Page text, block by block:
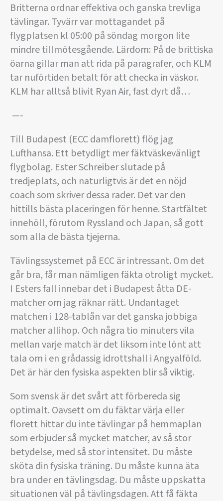
Britterna ordnar effektiva och ganska trevliga
tävlingar. Tyvärr var mottagandet på
flygplatsen kl 05:00 på söndag morgon lite
mindre tillmötesgående. Lärdom: På de brittiska
öarna gillar man att rida på paragrafer, och KLM
tar nuförtiden betalt för att checka in väskor.
KLM har alltså blivit Ryan Air, fast dyrt då…
—-
Till Budapest (ECC damflorett) flög jag
Lufthansa. Ett betydligt mer fäktväskevänligt
flygbolag. Ester Schreiber slutade på
tredjeplats, och naturligtvis är det en nöjd
coach som skriver dessa rader. Det var den
hittills bästa placeringen för henne. Startfältet
innehöll, förutom Ryssland och Japan, så gott
som alla de bästa tjejerna.
Tävlingssystemet på ECC är intressant. Om det
går bra, får man nämligen fäkta otroligt mycket.
I Esters fall innebar det i Budapest åtta DE-
matcher om jag räknar rätt. Undantaget
matchen i 128-tablån var det ganska jobbiga
matcher allihop. Och några tio minuters vila
mellan varje match är det liksom inte lönt att
tala om i en grådassig idrottshall i Angyalföld.
Det är här den fysiska aspekten blir så viktig.
Som svensk är det svårt att förbereda sig
optimalt. Oavsett om du fäktar värja eller
florett hittar du inte tävlingar på hemmaplan
som erbjuder så mycket matcher, av så stor
betydelse, med så stor intensitet. Du måste
sköta din fysiska träning. Du måste kunna äta
bra under en tävlingsdag. Du måste uppskatta
situationen väl på tävlingsdagen. Att få fäkta